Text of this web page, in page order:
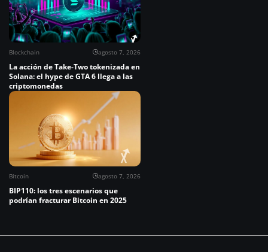
Blockchain agosto 7, 2026
La acción de Take-Two tokenizada en
Solana: el hype de GTA 6 llega a las
criptomonedas
Bitcoin agosto 7, 2026
BIP110: los tres escenarios que
podrían fracturar Bitcoin en 2025